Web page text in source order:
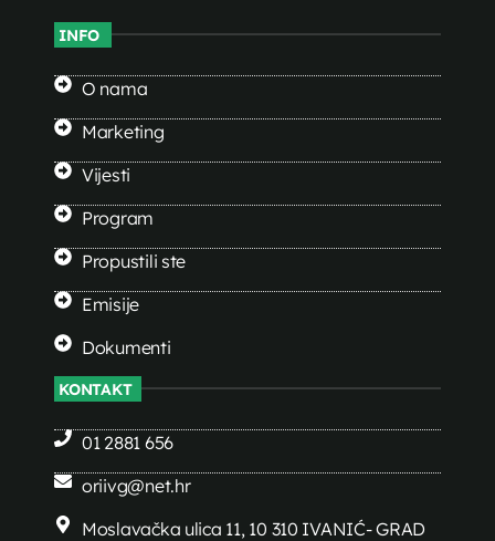
INFO
O nama
Marketing
Vijesti
Program
Propustili ste
Emisije
Dokumenti
KONTAKT
01 2881 656
oriivg@net.hr
Moslavačka ulica 11, 10 310 IVANIĆ- GRAD